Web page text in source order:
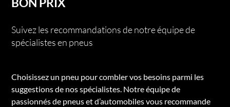
Suivez les recommandations de notre équipe de
spécialistes en pneus
Choisissez un pneu pour combler vos besoins parmi les
suggestions de nos spécialistes. Notre équipe de
passionnés de pneus et d’automobiles vous recommande